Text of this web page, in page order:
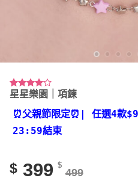
評分
5，已有
2
位顧客進
行評分
星星樂園｜項鍊
⏰父親節限定⏰ | 任選4款
23:59結束
$ 399 $
499